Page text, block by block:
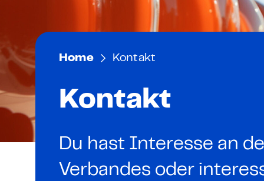
Unternehmen
Codes of Conduct
Für Bildungsanbieter
Bildungspartner werden
AI Impact Manager –
AI Basic – E-Learning &
Digital Sales Expert
IT
Netzwerk
Home Kontakt
Kontakt
Du hast Interesse an
Verbandes oder